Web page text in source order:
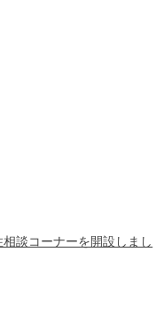
談コーナーを開設しまし